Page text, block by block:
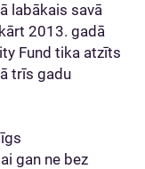
labākais savā
2013. gadā
Fund tika atzīts
trīs gadu
gan ne bez